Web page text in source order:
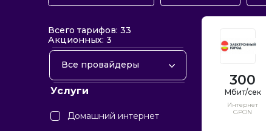
Всего тарифов: 33
Акционных: 3
Все провайдеры
Электронный город
Услуги
Домашний интернет
300
Интернет
GPON